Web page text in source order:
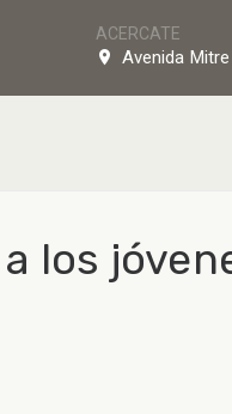
ACERCATE
Avenida Mitre
los